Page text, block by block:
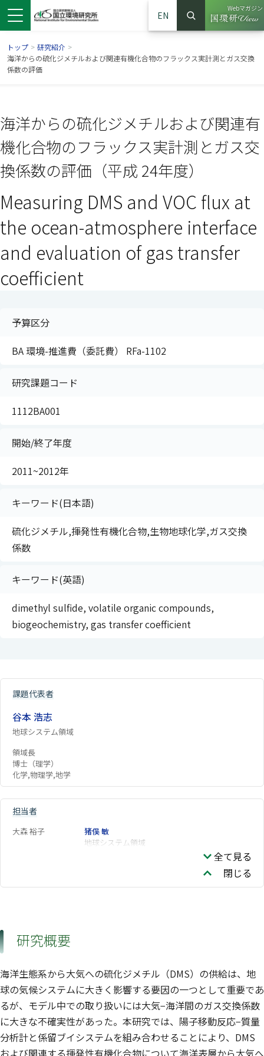
ドウで開きます）
ンドウで開きます）
ウインドウで開きます）
EN
サイト内検索
検索
Webマガジン
（別ウイ
トップ > 研究紹介 >
海洋からの硫化ジメチルおよび関連有機化合物のフラックス実計測とガス交換
係数の評価
海洋からの硫化ジメチルおよび関連有
機化合物のフラックス実計測とガス交
換係数の評価（平成 24年度）
Measuring DMS and VOC flux at
the ocean-atmosphere interface
and evaluation of gas transfer
coefficient
予算区分
BA 環境-推進費（委託費） RFa-1102
研究課題コード
1112BA001
開始/終了年度
2011~2012年
キーワード(日本語)
硫化ジメチル,揮発性有機化合物,生物地球化学,ガス交換
係数
キーワード(英語)
dimethyl sulfide, volatile organic compounds,
biogeochemistry, gas transfer coefficient
課題代表者
谷本 浩志
地球システム領域
領域長
博士（理学）
化学,物理学,地学
担当者
大森 裕子
猪俣 敏
地球システム領域
全て見る
閉じる
研究概要
海洋生態系から大気への硫化ジメチル（DMS）の供給は、地
球の気候システムに大きく影響する要因の一つとして重要であ
るが、モデル中での取り扱いには大気−海洋間のガス交換係数
に大きな不確実性があった。本研究では、陽子移動反応−質量
分析計と係留ブイシステムを組み合わせることにより、DMS
および関連する揮発性有機化合物について海洋表層から大気へ